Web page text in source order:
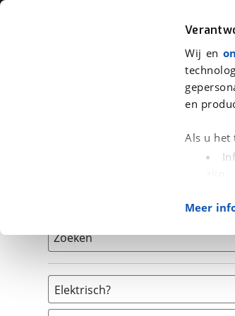
Wij en
en
Als u het
Met
Meer
Auto
We hebben 4 fietsen
Zoeken
Elektrisch?
Niet elektrisch (4)